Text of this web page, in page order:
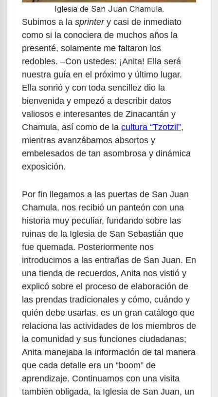
Iglesia de San Juan Chamula.
Subimos a la sprintery casi de inmediato
como si la conociera de muchos años la
presenté, solamente me faltaron los
redobles. –Con ustedes: ¡Anita! Ella será
nuestra guía en el próximo y último lugar.
Ella sonrió y con toda sencillez dio la
bienvenida y empezó a describir datos
valiosos e interesantes de Zinacantán y
Chamula, así como de la cultura “Tzotzil”,
mientras avanzábamos absortos y
embelesados de tan asombrosa y dinámica
exposición.
Por fin llegamos a las puertas de San Juan
Chamula, nos recibió un panteón con una
historia muy peculiar, fundando sobre las
ruinas de la Iglesia de San Sebastián que
fue quemada. Posteriormente nos
introducimos a las entrañas de San Juan. En
una tienda de recuerdos, Anita nos vistió y
explicó sobre el proceso de elaboración de
las prendas tradicionales y cómo, cuándo y
quién debe usarlas, es un gran catálogo que
relaciona las actividades de los miembros de
la comunidad y sus funciones ciudadanas;
Anita manejaba la información de tal manera
que cada detalle era un “boom” de
aprendizaje. Continuamos con una visita
también obligada, la Iglesia de San Juan, un